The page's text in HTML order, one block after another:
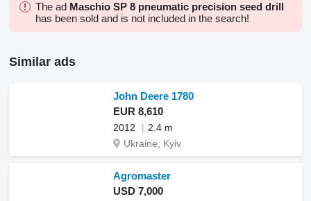
The ad Maschio SP 8 pneumatic precision seed drill
has been sold and is not included in the search!
Similar ads
John Deere 1780
EUR 8,610
2012
2.4 m
Ukraine, Kyiv
Agromaster
USD 7,000